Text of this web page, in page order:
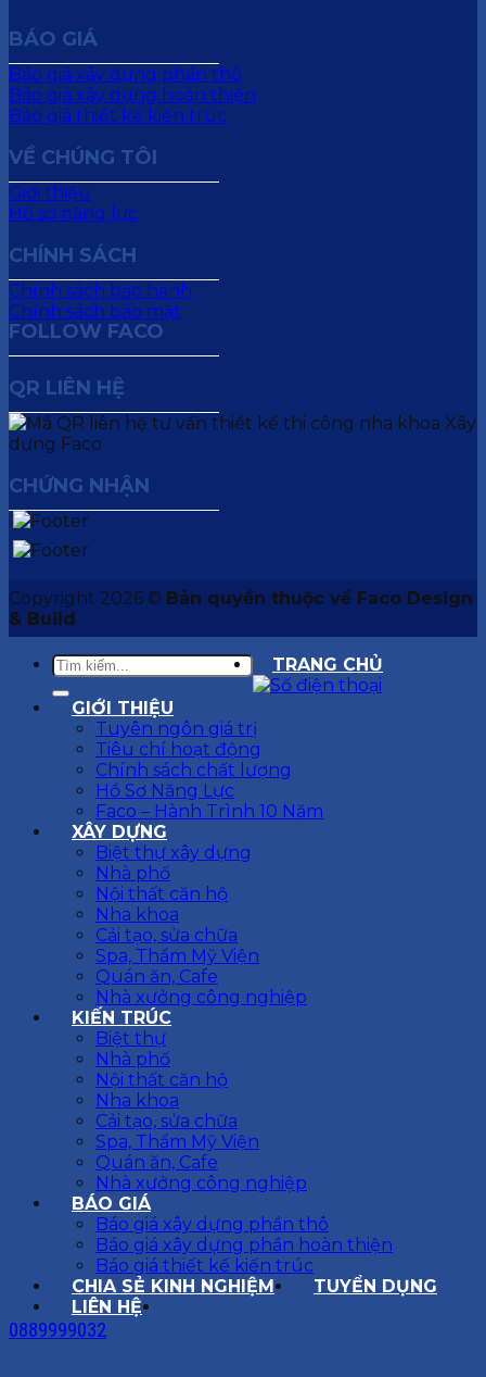
BÁO GIÁ
Báo giá xây dựng phần thô
Báo giá xây dựng hoàn thiện
Báo giá thiết kế kiến trúc
VỀ CHÚNG TÔI
Giới thiệu
Hồ sơ năng lực
CHÍNH SÁCH
Chính sách bảo hành
Chính sách bảo mật
FOLLOW FACO
QR LIÊN HỆ
CHỨNG NHẬN
Copyright 2026 © Bản quyền thuộc về Faco Design
& Build
TRANG CHỦ
GIỚI THIỆU
Tuyên ngôn giá trị
Tiêu chí hoạt động
Chính sách chất lượng
Hồ Sơ Năng Lực
Faco – Hành Trình 10 Năm
XÂY DỰNG
Biệt thự xây dựng
Nhà phố
Nội thất căn hộ
Nha khoa
Cải tạo, sửa chữa
Spa, Thẩm Mỹ Viện
Quán ăn, Cafe
Nhà xưởng công nghiệp
KIẾN TRÚC
Biệt thự
Nhà phố
Nội thất căn hộ
Nha khoa
Cải tạo, sửa chữa
Spa, Thẩm Mỹ Viện
Quán ăn, Cafe
Nhà xưởng công nghiệp
BÁO GIÁ
Báo giá xây dựng phần thô
Báo giá xây dựng phần hoàn thiện
Báo giá thiết kế kiến trúc
CHIA SẺ KINH NGHIỆM
TUYỂN DỤNG
LIÊN HỆ
0889999032